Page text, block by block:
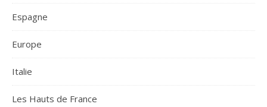
Espagne
Europe
Italie
Les Hauts de France